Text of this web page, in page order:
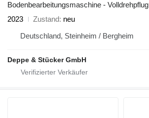
Bodenbearbeitungsmaschine - Volldrehpflug
2023
Zustand neu
Deutschland, Steinheim / Bergheim
Deppe & Stücker GmbH